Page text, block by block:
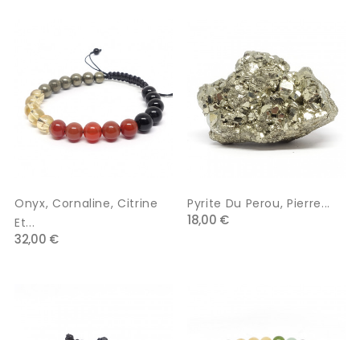
Onyx, Cornaline, Citrine
Et...
32,00 €
Pyrite Du Perou, Pierre...
18,00 €